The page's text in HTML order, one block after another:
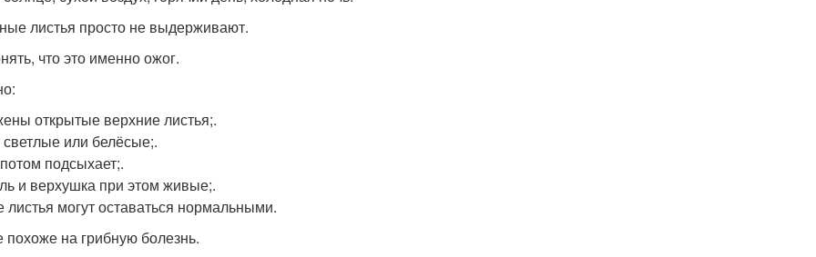
листья просто не выдерживают.
что это именно ожог.
открытые верхние листья;.
или белёсые;.
подсыхает;.
и верхушка при этом живые;.
могут оставаться нормальными.
похоже на грибную болезнь.